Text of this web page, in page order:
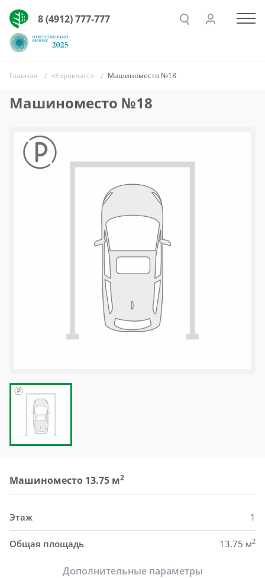
8 (4912) 777-777
Главная «Еврокласс» Машиноместо №18
Машиноместо №18
Машиноместо 13.75 м2
Этаж 1
Общая площадь 13.75 м2
Дополнительные параметры